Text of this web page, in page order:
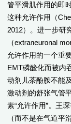
管平滑肌作用的即
这种允许作用（
2012）。进一步研
（extraneuronal
允许作用的一个重
EMT磷酸化而被内
动剂儿茶酚胺不能
激动剂的舒张气管
素“允许作用”。王
（而不是在气道平